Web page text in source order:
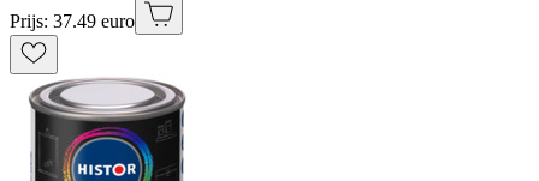
Prijs: 37.49 euro